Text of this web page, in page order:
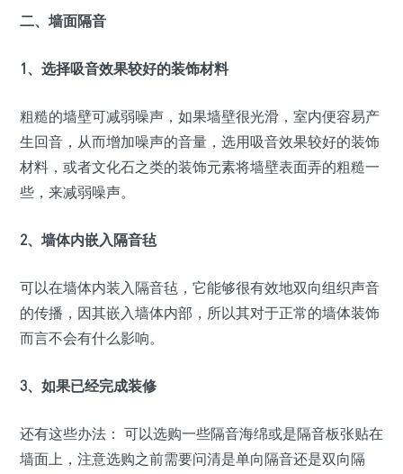
二、墙面隔音
1、选择吸音效果较好的装饰材料
粗糙的墙壁可减弱噪声，如果墙壁很光滑，室内便容易产
生回音，从而增加噪声的音量，选用吸音效果较好的装饰
材料，或者文化石之类的装饰元素将墙壁表面弄的粗糙一
些，来减弱噪声。
2、墙体内嵌入隔音毡
可以在墙体内装入隔音毡，它能够很有效地双向组织声音
的传播，因其嵌入墙体内部，所以其对于正常的墙体装饰
而言不会有什么影响。
3、如果已经完成装修
还有这些办法： 可以选购一些隔音海绵或是隔音板张贴在
墙面上，注意选购之前需要问清是单向隔音还是双向隔